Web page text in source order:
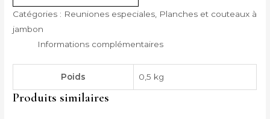
Catégories : Reuniones especiales Planches et couteaux à
jambon
Informations complémentaires
Poids 0,5 kg
Produits similaires